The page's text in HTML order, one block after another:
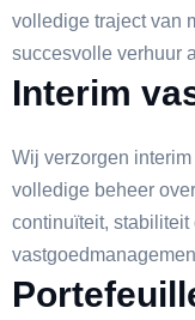
volledige traject van
succesvolle verhuur
Interim
Wij verzorgen
volledige beheer
continuïteit, stabiliteit